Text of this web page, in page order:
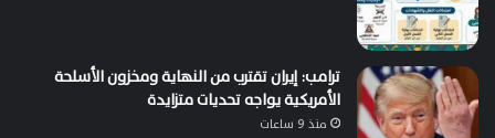
ترامب: إيران تقترب من النهاية ومخزون الأسلحة
الأمريكية يواجه تحديات متزايدة
منذ 9 ساعات